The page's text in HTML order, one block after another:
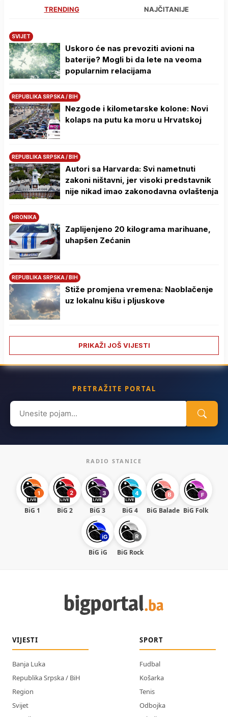
TRENDING NAJČITANIJE
SVIJET
Uskoro će nas prevoziti avioni na
baterije? Mogli bi da lete na veoma
popularnim relacijama
REPUBLIKA SRPSKA / BIH
Nezgode i kilometarske kolone: Novi
kolaps na putu ka moru u Hrvatskoj
REPUBLIKA SRPSKA / BIH
Autori sa Harvarda: Svi nametnuti
zakoni ništavni, jer visoki predstavnik
nije nikad imao zakonodavna ovlaštenja
HRONIKA
Zaplijenjeno 20 kilograma marihuane,
uhapšen Zećanin
REPUBLIKA SRPSKA / BIH
Stiže promjena vremena: Naoblačenje
uz lokalnu kišu i pljuskove
PRIKAŽI JOŠ VIJESTI
PRETRAŽITE PORTAL
Search
for:
RADIO STANICE
BiG 1 BiG 2 BiG 3 BiG 4 BiG Balade BiG Folk
BiG iG BiG Rock
VIJESTI
Banja Luka
Republika Srpska / BiH
Region
Svijet
SPORT
Fudbal
Košarka
Tenis
Odbojka